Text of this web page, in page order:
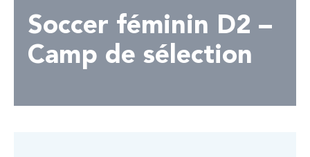
Soccer féminin D2 –
Camp de sélection